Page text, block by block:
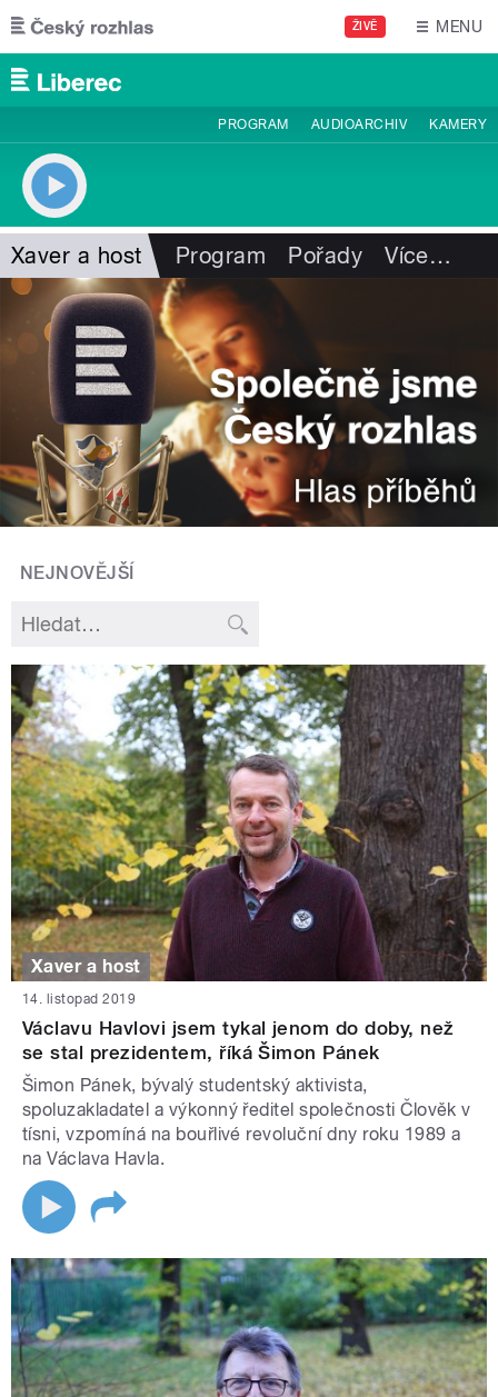
Přejít k hlavnímu obsahu
ŽIVĚ MENU
PROGRAM AUDIOARCHIV KAMERY
Xaver a host Program Pořady Více…
NEJNOVĚJŠÍ
Xaver a host
14. listopad 2019
Václavu Havlovi jsem tykal jenom do doby, než
se stal prezidentem, říká Šimon Pánek
Šimon Pánek, bývalý studentský aktivista,
spoluzakladatel a výkonný ředitel společnosti Člověk v
tísni, vzpomíná na bouřlivé revoluční dny roku 1989 a
na Václava Havla.